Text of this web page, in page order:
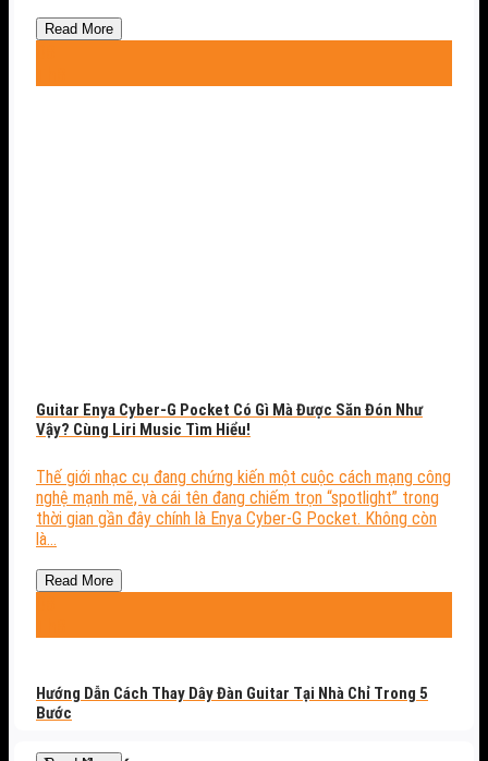
Read More
Guitar Enya Cyber-G Pocket Có Gì Mà Được Săn Đón Như
Vậy? Cùng Liri Music Tìm Hiểu!
Thế giới nhạc cụ đang chứng kiến một cuộc cách mạng công
nghệ mạnh mẽ, và cái tên đang chiếm trọn “spotlight” trong
thời gian gần đây chính là Enya Cyber-G Pocket. Không còn
là...
Read More
Hướng Dẫn Cách Thay Dây Đàn Guitar Tại Nhà Chỉ Trong 5
Bước